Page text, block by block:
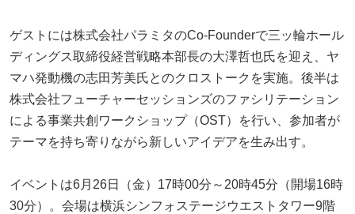
ゲストには株式会社パラミタのCo-Founderで三ッ輪ホール
ディングス取締役経営戦略本部長の大澤哲也氏を迎え、ヤ
マハ発動機の志田芳美氏とのクロストークを実施。後半は
株式会社フューチャーセッションズのファシリテーション
による事業共創ワークショップ（OST）を行い、参加者が
テーマを持ち寄りながら新しいアイデアを生み出す。
イベントは6月26日（金）17時00分～20時45分（開場16時
30分）。会場は横浜シンフォステージウエストタワー9階